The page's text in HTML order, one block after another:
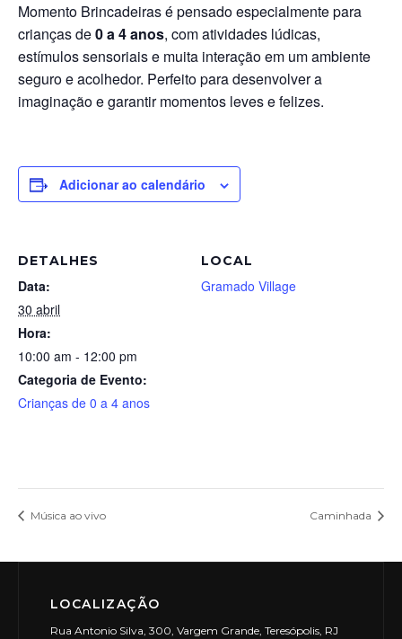
Momento Brincadeiras é pensado especialmente para
crianças de0 a 4 anos, com atividades lúdicas,
estímulos sensoriais e muita interação em um ambiente
seguro e acolhedor. Perfeito para desenvolver a
imaginação e garantir momentos leves e felizes.
Adicionar ao calendário
DETALHES
Data:
30 abril
Hora:
10:00 am - 12:00 pm
Categoria de Evento:
Crianças de 0 a 4 anos
LOCAL
Gramado Village
Música ao vivo Caminhada
LOCALIZAÇÃO
Rua Antonio Silva, 300, Vargem Grande, Teresópolis, RJ